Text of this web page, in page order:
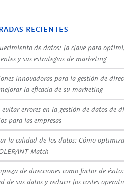
RECIENTES
de datos: la clave para
y sus estrategias de marketing
innovadoras para la gestión de
la eficacia de su marketing
evitar errores en la gestión de datos de
para las empresas
la calidad de los datos: Cómo
Match
de direcciones como factor de
de sus datos y reducir los costes